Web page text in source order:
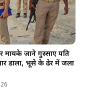
मायके जाने गुस्साए पति
डाला, भूसे के ढेर में जला